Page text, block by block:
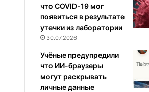
что COVID-19 мог
появиться в результате
утечки из лаборатории
30.07.2026
Учёные предупредили
что ИИ-браузеры
могут раскрывать
личные данные